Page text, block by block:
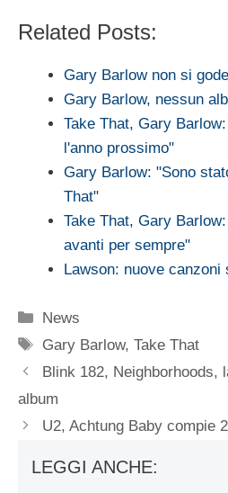
Related Posts:
Gary Barlow non si
Gary Barlow, nessun
Take That, Gary
l'anno prossimo"
Gary Barlow: "Sono
That"
Take That, Gary
avanti per sempre"
Lawson: nuove
Categorie
News
Tag
Gary Barlow,Take That
Blink 182, Neighborhoods,
album
U2, Achtung Baby compie
LEGGI ANCHE: